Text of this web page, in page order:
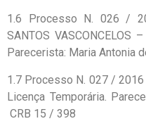
1.6 Processo N. 026 /
SANTOS VASCONCELOS
Parecerista: Maria Antonia
1.7 Processo N. 027 / 2016
Licença Temporária.
CRB 15 / 398